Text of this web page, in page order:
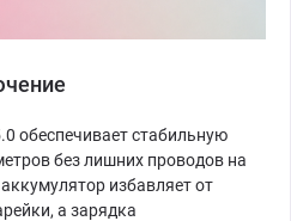
обеспечивает стабильную
без лишних проводов на
избавляет от
а зарядка